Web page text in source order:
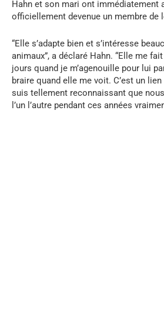
Hahn et son mari ont immédiatement
officiellement devenue un membre de
“Elle s’adapte bien et s’intéresse
animaux”, a déclaré Hahn. “Elle me
jours quand je m’agenouille pour lui
braire quand elle me voit. C’est un
suis tellement reconnaissant que
l’un l’autre pendant ces années